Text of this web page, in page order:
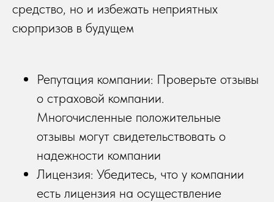
средство, но и избежать неприятных
сюрпризов в будущем
Репутация компании: Проверьте отзывы
о страховой компании.
Многочисленные положительные
отзывы могут свидетельствовать о
надежности компании
Лицензия: Убедитесь, что у компании
есть лицензия на осуществление